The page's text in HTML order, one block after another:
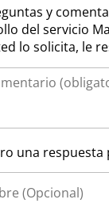
y
del servicio
lo solicita, le
una respuesta